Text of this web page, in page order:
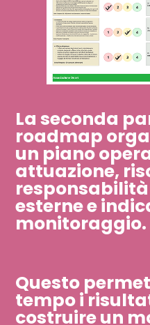
La seconda
roadmap
un piano
attuazione,
esterne e
monitoraggio.​​​​​​​
Questo
tempo i
costruire un